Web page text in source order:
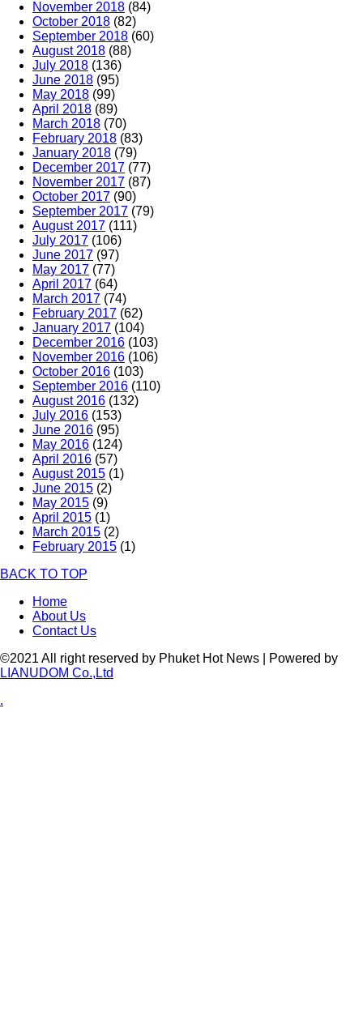
November 2018 (84)
October 2018 (82)
September 2018 (60)
August 2018 (88)
July 2018 (136)
June 2018 (95)
May 2018 (99)
April 2018 (89)
March 2018 (70)
February 2018 (83)
January 2018 (79)
December 2017 (77)
November 2017 (87)
October 2017 (90)
September 2017 (79)
August 2017 (111)
July 2017 (106)
June 2017 (97)
May 2017 (77)
April 2017 (64)
March 2017 (74)
February 2017 (62)
January 2017 (104)
December 2016 (103)
November 2016 (106)
October 2016 (103)
September 2016 (110)
August 2016 (132)
July 2016 (153)
June 2016 (95)
May 2016 (124)
April 2016 (57)
August 2015 (1)
June 2015 (2)
May 2015 (9)
April 2015 (1)
March 2015 (2)
February 2015 (1)
BACK TO TOP
Home
About Us
Contact Us
©2021 All right reserved by Phuket Hot News | Powered by
LIANUDOM Co.,Ltd
.